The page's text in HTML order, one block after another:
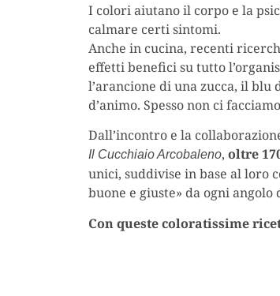
I colori aiutano il corpo e la
calmare certi sintomi.
Anche in cucina, recenti
effetti benefici su tutto
l’arancione di una zucca, il
d’animo. Spesso non ci
Dall’incontro e la
Il Cucchiaio Arcobaleno, oltre
unici, suddivise in base al loro
buone e giuste» da ogni angolo
Con queste coloratissime